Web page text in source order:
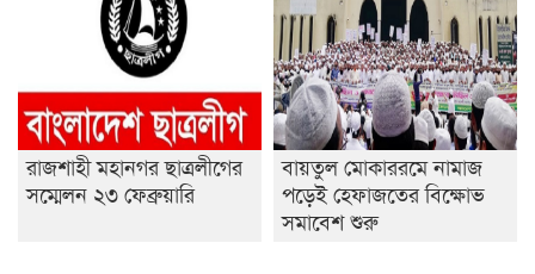
রাজশাহী মহানগর ছাত্রলীগের
সম্মেলন ২৩ ফেব্রুয়ারি
বায়তুল মোকাররমে নামাজ
পড়েই হেফাজতের বিক্ষোভ
সমাবেশ শুরু